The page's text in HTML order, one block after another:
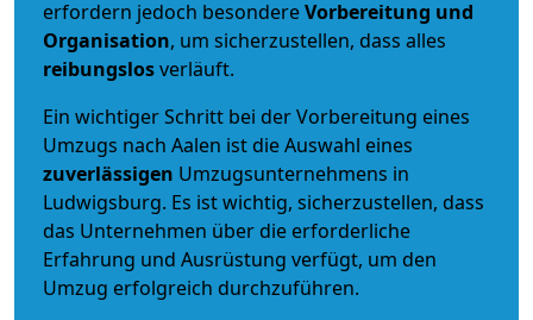
erfordern jedoch besondereVorbereitung und
Organisation, um sicherzustellen, dass alles
reibungslosverläuft.
Ein wichtiger Schritt bei der Vorbereitung eines
Umzugs nach Aalen ist die Auswahl eines
zuverlässigen Umzugsunternehmens in
Ludwigsburg. Es ist wichtig, sicherzustellen, dass
das Unternehmen über die erforderliche
Erfahrung und Ausrüstung verfügt, um den
Umzug erfolgreich durchzuführen.